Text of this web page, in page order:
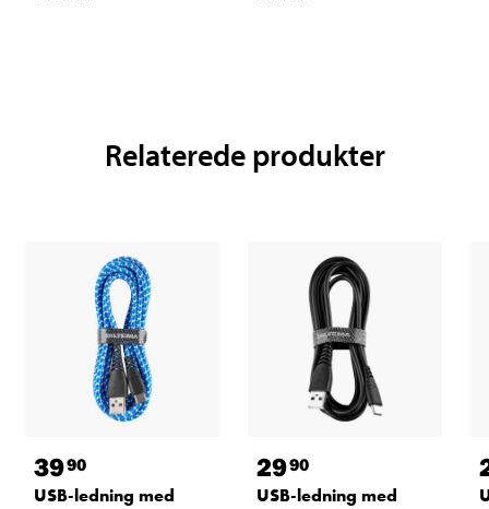
Relaterede produkter
3990
USB-ledning med
2990
USB-ledning med